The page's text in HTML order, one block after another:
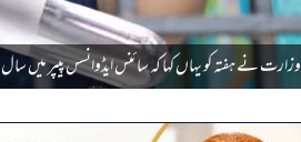
وزارت نے ہفتہ کو یہاں کہا کہ سائنس ایڈوانسس پیپر میں سال 2020 میں پچھلے سال کے مقابلے بتائی گئی سب سے زیادہ اموات کی شرح کا اندازہ گمراہ کن ہے۔